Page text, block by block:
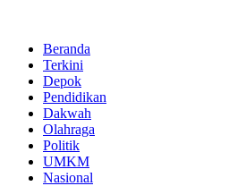
Beranda
Terkini
Depok
Pendidikan
Dakwah
Olahraga
Politik
UMKM
Nasional